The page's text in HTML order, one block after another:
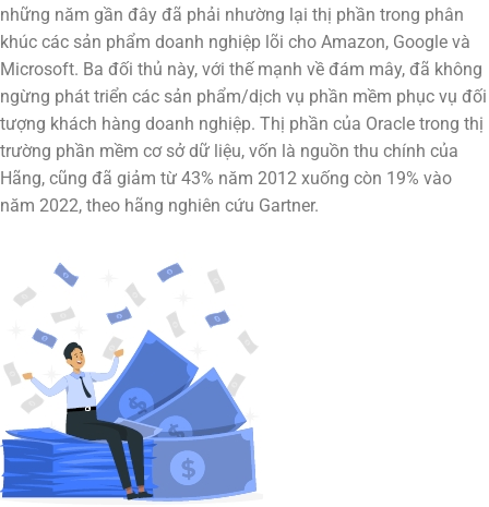
những năm gần đây đã phải nhường lại thị phần trong phân
khúc các sản phẩm doanh nghiệp lõi cho Amazon, Google và
Microsoft. Ba đối thủ này, với thế mạnh về đám mây, đã không
ngừng phát triển các sản phẩm/dịch vụ phần mềm phục vụ đối
tượng khách hàng doanh nghiệp. Thị phần của Oracle trong thị
trường phần mềm cơ sở dữ liệu, vốn là nguồn thu chính của
Hãng, cũng đã giảm từ 43% năm 2012 xuống còn 19% vào
năm 2022, theo hãng nghiên cứu Gartner.